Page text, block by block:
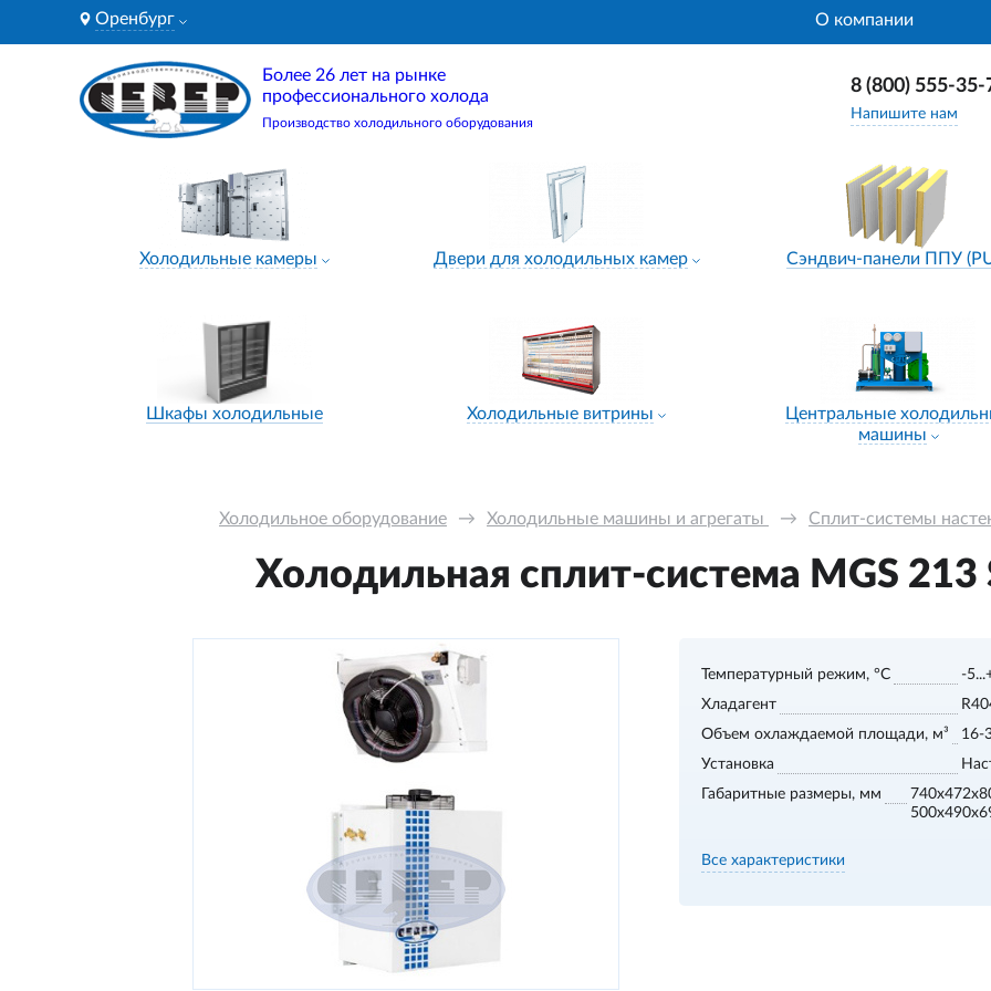
Оренбург О компании
Более 26 лет на рынке
профессионального холода
Производство холодильного оборудования
8 (800) 555-35-
Напишите нам
Холодильные камеры Двери для холодильных камер Сэндвич-панели ППУ
Шкафы холодильные Холодильные витрины
Центральные
машины
Холодильное оборудование → Холодильные машины и агрегаты → Сплит-системы
Холодильная сплит-система MGS 213
Температурный режим, °С
-
Хладагент
Объем охлаждаемой площади, м³
16-
Установка
Габаритные размеры, мм
Все характеристики